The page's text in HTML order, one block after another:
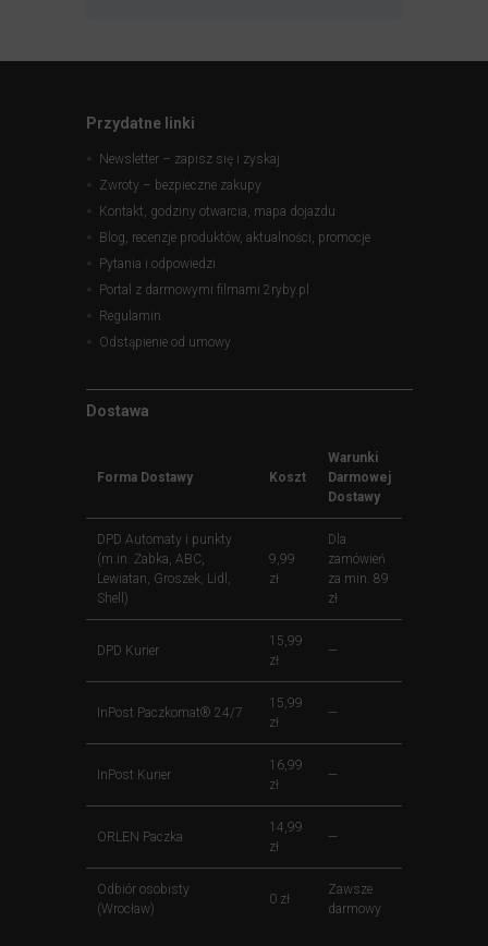
Przydatne linki
Newsletter – zapisz się i zyskaj
Zwroty – bezpieczne zakupy
Kontakt, godziny otwarcia, mapa dojazdu
Blog, recenzje produktów, aktualności, promocje
Pytania i odpowiedzi
Portal z darmowymi filmami 2ryby.pl
Regulamin
Odstąpienie od umowy
Dostawa
Forma Dostawy Koszt
Warunki
Darmowej
Dostawy
DPD Automaty i punkty
(m.in. Żabka, ABC,
Lewiatan, Groszek, Lidl,
Shell)
9,99
zł
Dla
zamówień
za min. 89
zł
DPD Kurier
15,99
zł
—
InPost Paczkomat® 24/7
15,99
zł
—
InPost Kurier
16,99
zł
—
ORLEN Paczka
14,99
zł
—
Odbiór osobisty
(Wrocław)
0 zł
Zawsze
darmowy